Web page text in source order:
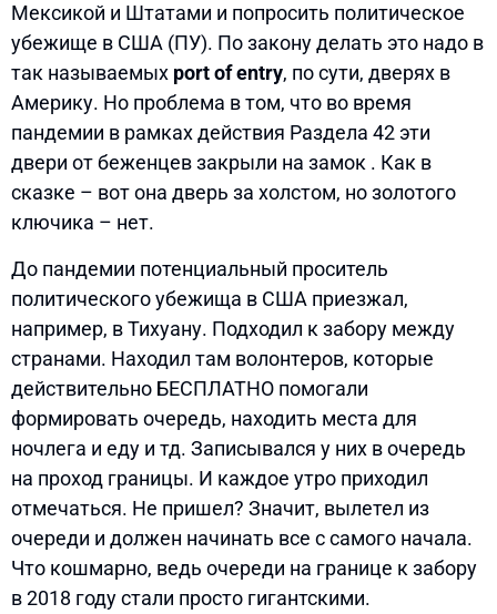
Мексикой и Штатами и попросить политическое
убежище в США (ПУ). По закону делать это надо в
так называемых port of entry, по сути, дверях в
Америку. Но проблема в том, что во время
пандемии в рамках действия Раздела 42 эти
двери от беженцев закрыли на замок . Как в
сказке – вот она дверь за холстом, но золотого
ключика – нет.
До пандемии потенциальный проситель
политического убежища в США приезжал,
например, в Тихуану. Подходил к забору между
странами. Находил там волонтеров, которые
действительно БЕСПЛАТНО помогали
формировать очередь, находить места для
ночлега и еду и тд. Записывался у них в очередь
на проход границы. И каждое утро приходил
отмечаться. Не пришел? Значит, вылетел из
очереди и должен начинать все с самого начала.
Что кошмарно, ведь очереди на границе к забору
в 2018 году стали просто гигантскими.